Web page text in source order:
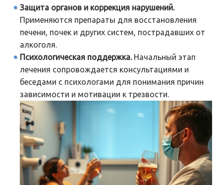
Защита органов и коррекция нарушений.
Применяются препараты для восстановления
печени, почек и других систем, пострадавших от
алкоголя.
Психологическая поддержка.Начальный этап
лечения сопровождается консультациями и
беседами с психологами для понимания причин
зависимости и мотивации к трезвости.